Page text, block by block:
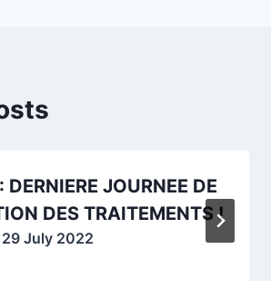
JOURNEE DE
DES TRAITEMENTS !
29 July 2022